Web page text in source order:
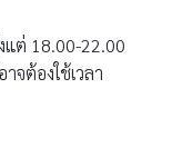
แต่ 18.00-22.00
จต้องใช้เวลา